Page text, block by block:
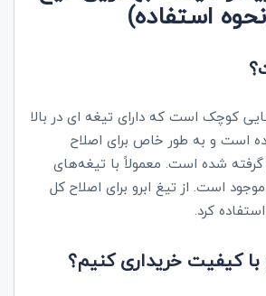
استفاده)
کوچک است که دارای تیغه ای در بالا
است و به طور خاص برای اصلاح
گرفته شده است. معمولاً با تیغه‌های
است. از تیغ ابرو برای اصلاح کل
کرد.
با کیفیت خریداری کنیم؟